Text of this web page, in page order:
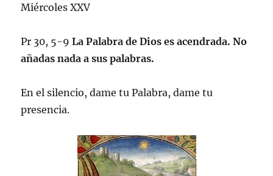
Miércoles XXV
Pr 30, 5-9La Palabra de Dios es acendrada. No
añadas nada a sus palabras.
En el silencio, dame tu Palabra, dame tu
presencia.